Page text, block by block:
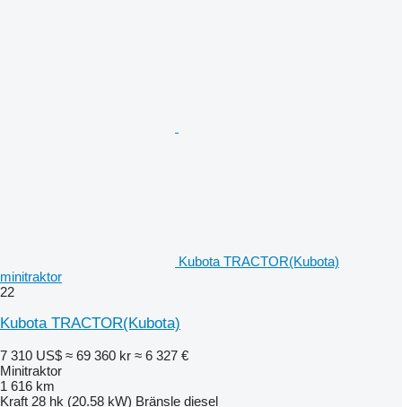
Kubota TRACTOR(Kubota)
minitraktor
22
Kubota TRACTOR(Kubota)
7 310 US$ ≈ 69 360 kr ≈ 6 327 €
Minitraktor
1 616 km
Kraft 28 hk (20.58 kW) Bränsle diesel